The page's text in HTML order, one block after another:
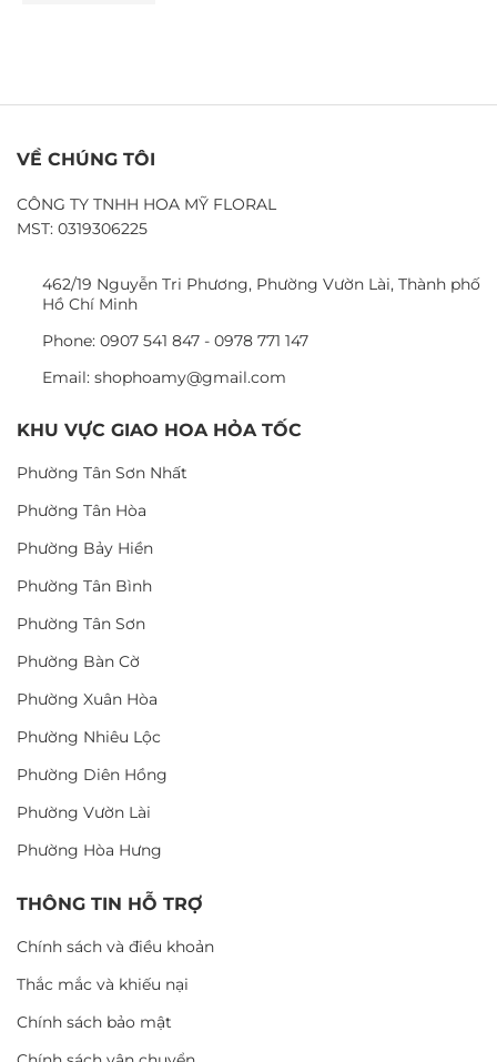
VỀ CHÚNG TÔI
CÔNG TY TNHH HOA MỸ FLORAL
MST: 0319306225
462/19 Nguyễn Tri Phương, Phường Vườn Lài, Thành phố
Hồ Chí Minh
Phone: 0907 541 847 - 0978 771 147
Email: shophoamy@gmail.com
KHU VỰC GIAO HOA HỎA TỐC
Phường Tân Sơn Nhất
Phường Tân Hòa
Phường Bảy Hiền
Phường Tân Bình
Phường Tân Sơn
Phường Bàn Cờ
Phường Xuân Hòa
Phường Nhiêu Lộc
Phường Diên Hồng
Phường Vườn Lài
Phường Hòa Hưng
THÔNG TIN HỖ TRỢ
Chính sách và điều khoản
Thắc mắc và khiếu nại
Chính sách bảo mật